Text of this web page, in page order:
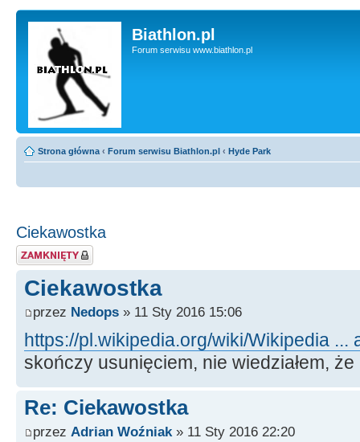
Biathlon.pl
Forum serwisu www.biathlon.pl
Strona główna ‹ Forum serwisu Biathlon.pl ‹ Hyde Park
Ciekawostka
Zablokowany temat
Ciekawostka
przez Nedops » 11 Sty 2016 15:06
https://pl.wikipedia.org/wiki/Wikipedia ...
skończy usunięciem, nie wiedziałem,
Re: Ciekawostka
przez Adrian Woźniak » 11 Sty 2016 22:20